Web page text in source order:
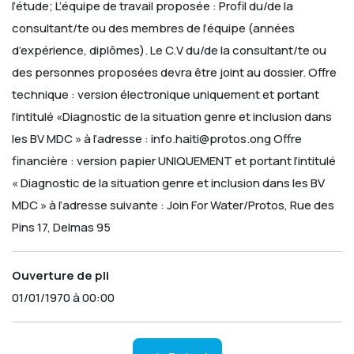
l’étude;L’équipe de travail proposée :Profil du/de la
consultant/te ou des membres de l’équipe (années
d’expérience, diplômes). Le C.V du/de la consultant/te ou
des personnes proposées devra être joint au dossier.Offre
technique : version électronique uniquement et portant
l’intitulé «Diagnostic de la situation genre et inclusion dans
les BV MDC » à l’adresse :info.haiti@protos.ongOffre
financière : version papier UNIQUEMENT et portant l’intitulé
« Diagnostic de la situation genre et inclusion dans les BV
MDC » à l’adresse suivante :Join For Water/Protos, Rue des
Pins 17, Delmas 95
Ouverture de pli
01/01/1970 à 00:00